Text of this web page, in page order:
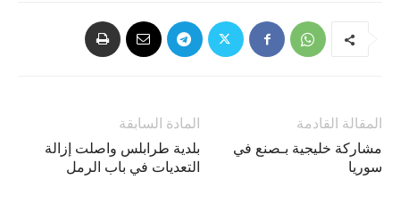
المادة السابقة
بلدية طرابلس واصلت إزالة
التعديات في باب الرمل
المقالة القادمة
مشاركة خليجية بـصنع في
سوريا